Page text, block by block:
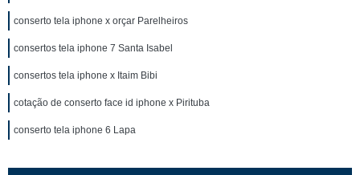
conserto tela iphone x orçar Parelheiros
consertos tela iphone 7 Santa Isabel
consertos tela iphone x Itaim Bibi
cotação de conserto face id iphone x Pirituba
conserto tela iphone 6 Lapa